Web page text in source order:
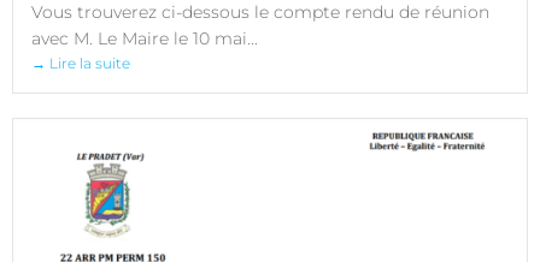
Vous trouverez ci-dessous le compte rendu de réunion
avec M. Le Maire le 10 mai...
→ Lire la suite